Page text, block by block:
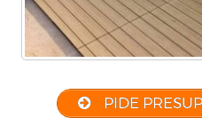
PIDE